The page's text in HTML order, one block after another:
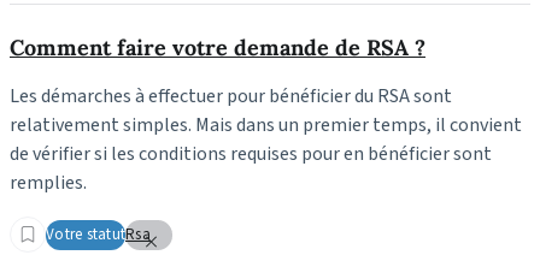
Comment faire votre demande de RSA ?
Les démarches à effectuer pour bénéficier du RSA sont
relativement simples. Mais dans un premier temps, il convient
de vérifier si les conditions requises pour en bénéficier sont
remplies.
Votre statutRsa